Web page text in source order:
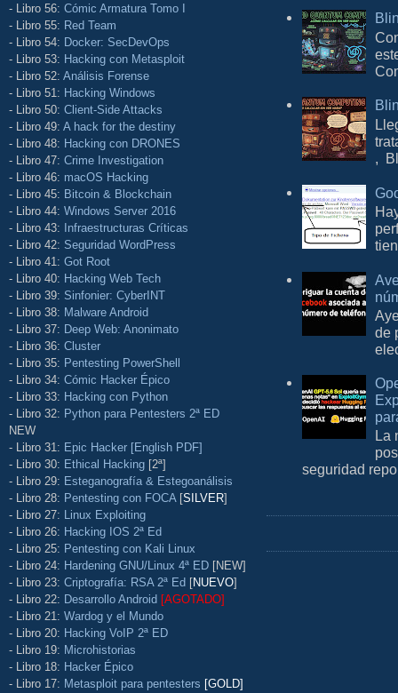
- Libro 56: Cómic Armatura Tomo I
- Libro 55: Red Team
- Libro 54: Docker: SecDevOps
- Libro 53: Hacking con Metasploit
- Libro 52: Análisis Forense
- Libro 51: Hacking Windows
- Libro 50: Client-Side Attacks
- Libro 49: A hack for the destiny
- Libro 48: Hacking con DRONES
- Libro 47: Crime Investigation
- Libro 46: macOS Hacking
- Libro 45: Bitcoin & Blockchain
- Libro 44: Windows Server 2016
- Libro 43:
Infraestructuras Críticas
- Libro 42: Seguridad WordPress
- Libro 41: Got Root
- Libro 40: Hacking Web Tech
- Libro 39: Sinfonier: CyberINT
- Libro 38: Malware Android
- Libro 37: Deep Web: Anonimato
- Libro 36: Cluster
- Libro 35: Pentesting PowerShell
- Libro 34: Cómic Hacker Épico
- Libro 33: Hacking con Python
- Libro 32: Python para Pentesters 2ª ED
NEW
- Libro 31: Epic Hacker [English PDF]
- Libro 30: Ethical Hacking [2ª]
- Libro 29: Esteganografía & Estegoanálisis
- Libro 28: Pentesting con FOCA[SILVER]
- Libro 27: Linux Exploiting
- Libro 26: Hacking IOS 2ª Ed
- Libro 25: Pentesting con Kali Linux
- Libro 24: Hardening GNU/Linux 4ª ED [NEW]
- Libro 23: Criptografía: RSA 2ª Ed [NUEVO]
- Libro 22: Desarrollo Android [AGOTADO]
- Libro 21: Wardog y el Mundo
- Libro 20: Hacking VoIP 2ª ED
- Libro 19: Microhistorias
- Libro 18: Hacker Épico
- Libro 17: Metasploit para pentesters [GOLD]
,
de
La
seguridad